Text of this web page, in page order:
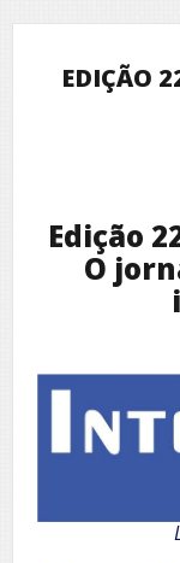
EDIÇÃO
Edição
O